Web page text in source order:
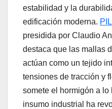
estabilidad y la
edificación moderna.
presidida por Claudio
destaca que las mallas
actúan como un tejido
tensiones de tracción y
somete el hormigón a
insumo industrial ha